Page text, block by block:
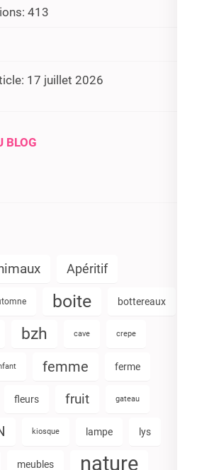
413
17 juillet 2026
BLOG
Apéritif
boite bottereaux
bzh cave crepe
femme ferme
fleurs fruit gateau
kiosque lampe lys
meubles nature